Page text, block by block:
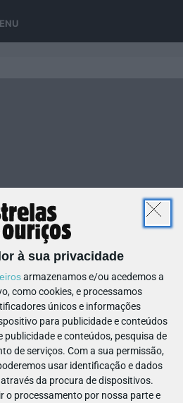
à sua privacidade
armazenamos e/ou acedemos a
como cookies, e processamos
únicos e informações
para publicidade e conteúdos
publicidade e conteúdos, pesquisa de
de serviços. Com a sua permissão,
usar identificação e dados
da procura de dispositivos.
o processamento por nossa parte e
23